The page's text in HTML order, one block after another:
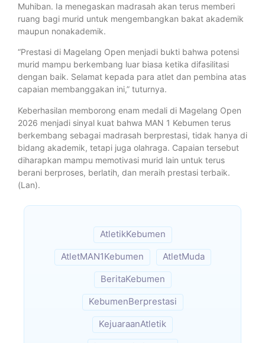
Muhiban. Ia menegaskan madrasah akan terus memberi
ruang bagi murid untuk mengembangkan bakat akademik
maupun nonakademik.
“Prestasi di Magelang Open menjadi bukti bahwa potensi
murid mampu berkembang luar biasa ketika difasilitasi
dengan baik. Selamat kepada para atlet dan pembina atas
capaian membanggakan ini,” tuturnya.
Keberhasilan memborong enam medali di Magelang Open
2026 menjadi sinyal kuat bahwa MAN 1 Kebumen terus
berkembang sebagai madrasah berprestasi, tidak hanya di
bidang akademik, tetapi juga olahraga. Capaian tersebut
diharapkan mampu memotivasi murid lain untuk terus
berani berproses, berlatih, dan meraih prestasi terbaik.
(Lan).
AtletikKebumen
AtletMAN1Kebumen
AtletMuda
BeritaKebumen
KebumenBerprestasi
KejuaraanAtletik